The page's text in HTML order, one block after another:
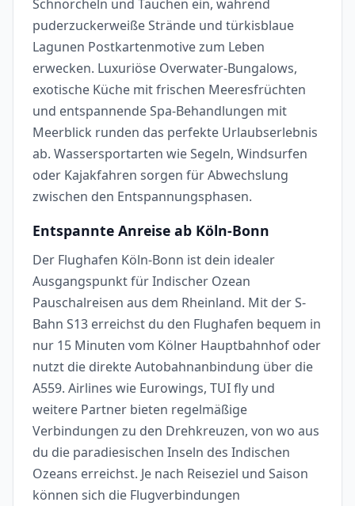
Schnorcheln und Tauchen ein, während
puderzuckerweiße Strände und türkisblaue
Lagunen Postkartenmotive zum Leben
erwecken. Luxuriöse Overwater-Bungalows,
exotische Küche mit frischen Meeresfrüchten
und entspannende Spa-Behandlungen mit
Meerblick runden das perfekte Urlaubserlebnis
ab. Wassersportarten wie Segeln, Windsurfen
oder Kajakfahren sorgen für Abwechslung
zwischen den Entspannungsphasen.
Entspannte Anreise ab Köln-Bonn
Der Flughafen Köln-Bonn ist dein idealer
Ausgangspunkt für Indischer Ozean
Pauschalreisen aus dem Rheinland. Mit der S-
Bahn S13 erreichst du den Flughafen bequem in
nur 15 Minuten vom Kölner Hauptbahnhof oder
nutzt die direkte Autobahnanbindung über die
A559. Airlines wie Eurowings, TUI fly und
weitere Partner bieten regelmäßige
Verbindungen zu den Drehkreuzen, von wo aus
du die paradiesischen Inseln des Indischen
Ozeans erreichst. Je nach Reiseziel und Saison
können sich die Flugverbindungen